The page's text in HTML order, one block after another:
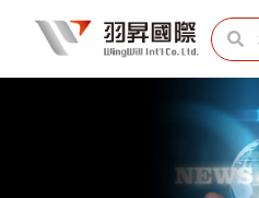
を
検
索 索